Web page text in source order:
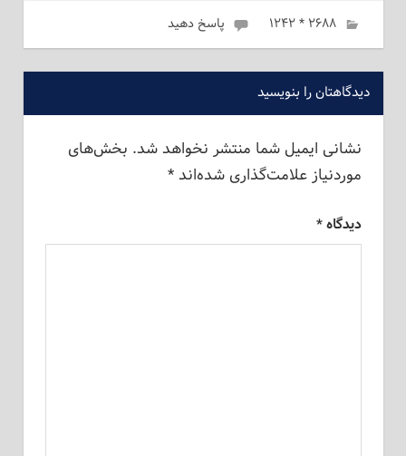
ژانویه 14, 2023
admin
۲۶۸۸ * ۱۲۴۲ پاسخ دهید
دیدگاهتان را بنویسید
نشانی ایمیل شما منتشر نخواهد شد. بخش‌های
موردنیاز علامت‌گذاری شده‌اند*
دیدگاه*